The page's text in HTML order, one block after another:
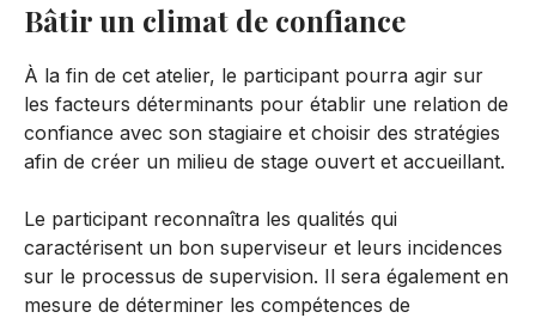
Bâtir un climat de confiance
À la fin de cet atelier, le participant pourra agir sur
les facteurs déterminants pour établir une relation de
confiance avec son stagiaire et choisir des stratégies
afin de créer un milieu de stage ouvert et accueillant.
Le participant reconnaîtra les qualités qui
caractérisent un bon superviseur et leurs incidences
sur le processus de supervision. Il sera également en
mesure de déterminer les compétences de